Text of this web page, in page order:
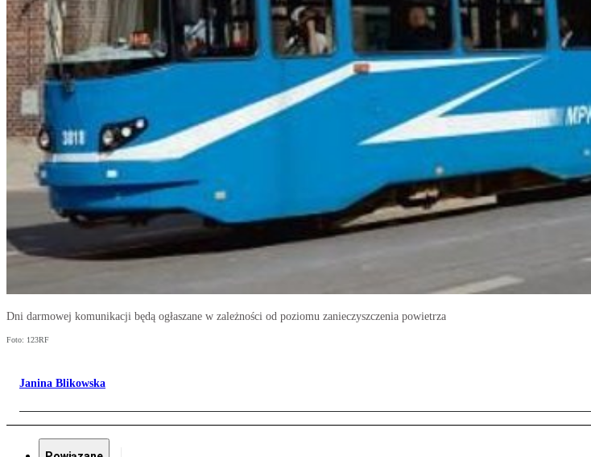
Dni darmowej komunikacji będą ogłaszane w zależności od poziomu zanieczyszczenia powietrza
Foto: 123RF
Janina Blikowska